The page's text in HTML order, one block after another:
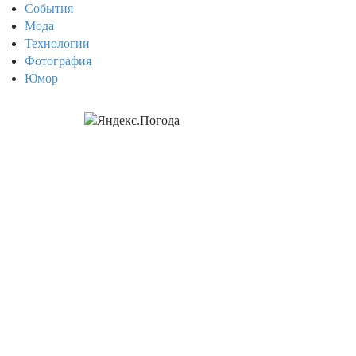
События
Мода
Технологии
Фотография
Юмор